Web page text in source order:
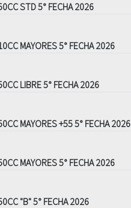
STD 5° FECHA 2026
MAYORES 5° FECHA 2026
LIBRE 5° FECHA 2026
MAYORES +55 5° FECHA 2026
MAYORES 5° FECHA 2026
"B" 5° FECHA 2026